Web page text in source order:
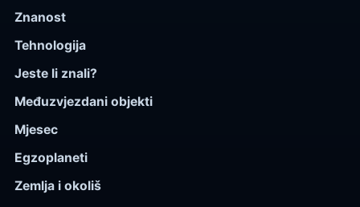
Znanost
Tehnologija
Jeste li znali?
Međuzvjezdani objekti
Mjesec
Egzoplaneti
Zemlja i okoliš